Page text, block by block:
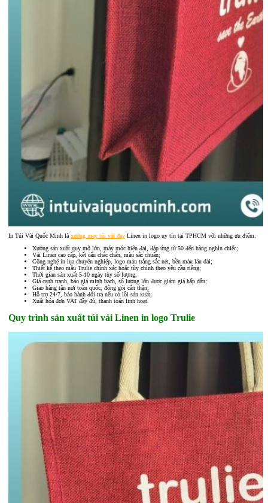
In Túi Vải Quốc Minh là xưởng may túi vải đay Linen in logo uy tín tại TPHCM với những ưu điểm:
Xưởng sản xuất quy mô lớn, máy móc hiện đại, đáp ứng từ 50 đến hàng nghìn chiếc;
Vải Linen cao cấp, kết cấu chắc chắn, màu sắc chuẩn;
Công nghệ in lụa chuyên nghiệp, logo màu trắng sắc nét, bền màu lâu dài;
Thiết kế theo mẫu Trulie chính xác hoặc tùy chỉnh theo yêu cầu riêng;
Thời gian sản xuất 5-10 ngày tùy số lượng;
Giá cạnh tranh, báo giá minh bạch, số lượng lớn được giảm giá hấp dẫn;
Giao hàng tận nơi toàn quốc, đóng gói cẩn thận;
Hỗ trợ 24/7, bảo hành đổi trả nếu có lỗi sản xuất;
Xuất hóa đơn VAT đầy đủ, thanh toán linh hoạt.
Quy trình sản xuất túi vải Linen in logo Trulie